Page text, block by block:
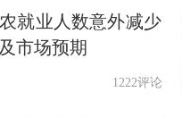
制了相关风险蔓
关注的投资者合
就业人数意外减少
市场预期
1222评论